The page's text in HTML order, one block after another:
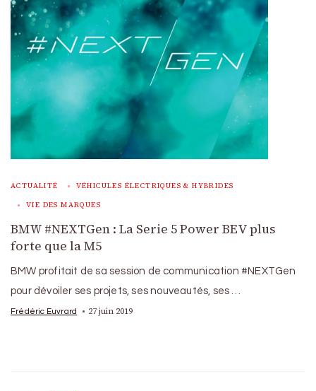
ACTUALITÉ VÉHICULES ÉLECTRIQUES & HYBRIDES
VIE DES MARQUES
BMW #NEXTGen : La Serie 5 Power BEV plus
forte que la M5
BMW profitait de sa session de communication #NEXTGen
pour dévoiler ses projets, ses nouveautés, ses …
Frédéric Euvrard 27 juin 2019